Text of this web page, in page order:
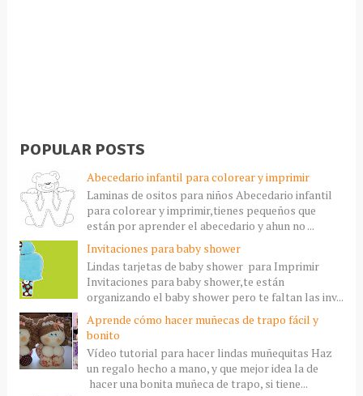
POPULAR POSTS
Abecedario infantil para colorear y imprimir
Laminas de ositos para niños Abecedario infantil
para colorear y imprimir,tienes pequeños que
están por aprender el abecedario y ahun no ...
Invitaciones para baby shower
Lindas tarjetas de baby shower para Imprimir
Invitaciones para baby shower,te están
organizando el baby shower pero te faltan las inv...
Aprende cómo hacer muñecas de trapo fácil y
bonito
Vídeo tutorial para hacer lindas muñequitas Haz
un regalo hecho a mano, y que mejor idea la de
hacer una bonita muñeca de trapo, si tiene...